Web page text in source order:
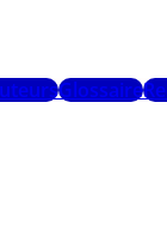
Glossaire